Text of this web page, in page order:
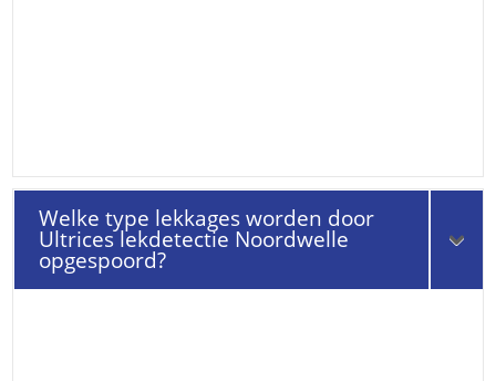
Welke type lekkages worden door
Ultrices lekdetectie Noordwelle
opgespoord?